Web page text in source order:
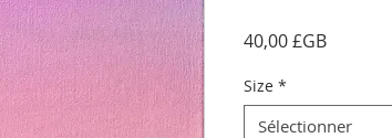
40,00 £GBPrix
Size *
Sélectionner